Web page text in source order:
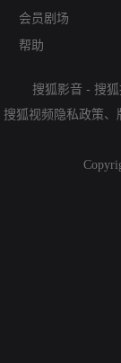
会员剧场
帮助
搜狐影音 - 搜
搜狐视频隐私政策、